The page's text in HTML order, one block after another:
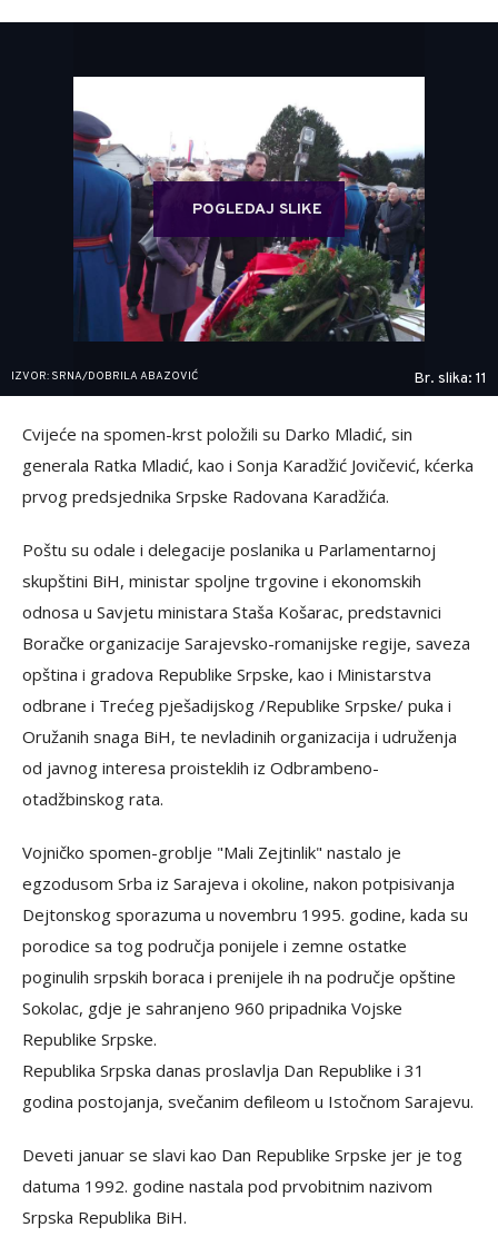
POGLEDAJ SLIKE
IZVOR: SRNA/DOBRILA ABAZOVIĆ Br. slika: 11
Cvijeće na spomen-krst položili su Darko Mladić, sin
generala Ratka Mladić, kao i Sonja Karadžić Jovičević, kćerka
prvog predsjednika Srpske Radovana Karadžića.
Poštu su odale i delegacije poslanika u Parlamentarnoj
skupštini BiH, ministar spoljne trgovine i ekonomskih
odnosa u Savjetu ministara Staša Košarac, predstavnici
Boračke organizacije Sarajevsko-romanijske regije, saveza
opština i gradova Republike Srpske, kao i Ministarstva
odbrane i Trećeg pješadijskog /Republike Srpske/ puka i
Oružanih snaga BiH, te nevladinih organizacija i udruženja
od javnog interesa proisteklih iz Odbrambeno-
otadžbinskog rata.
Vojničko spomen-groblje "Mali Zejtinlik" nastalo je
egzodusom Srba iz Sarajeva i okoline, nakon potpisivanja
Dejtonskog sporazuma u novembru 1995. godine, kada su
porodice sa tog područja ponijele i zemne ostatke
poginulih srpskih boraca i prenijele ih na područje opštine
Sokolac, gdje je sahranjeno 960 pripadnika Vojske
Republike Srpske.
Republika Srpska danas proslavlja Dan Republike i 31
godina postojanja, svečanim defileom u Istočnom Sarajevu.
Deveti januar se slavi kao Dan Republike Srpske jer je tog
datuma 1992. godine nastala pod prvobitnim nazivom
Srpska Republika BiH.